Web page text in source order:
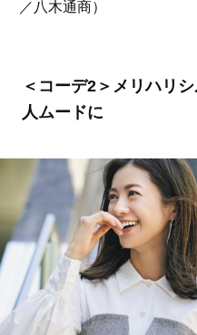
／八木通商）
＜コーデ2＞メリハリ
人ムードに